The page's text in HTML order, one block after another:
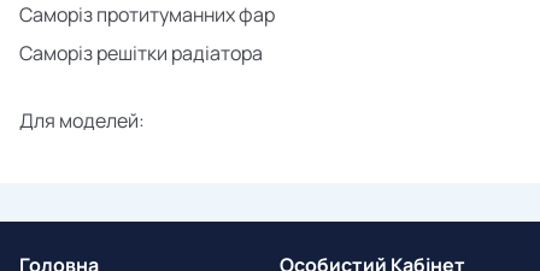
Саморіз протитуманних фар
Саморіз решітки радіатора
Для моделей:
Головна
Особистий Кабінет